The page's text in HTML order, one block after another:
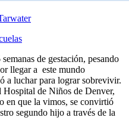
de gestación, pesando
llegar a este mundo
a luchar para lograr sobrevivir.
de Niños de Denver,
en que la vimos, se convirtió
segundo hijo a través de la